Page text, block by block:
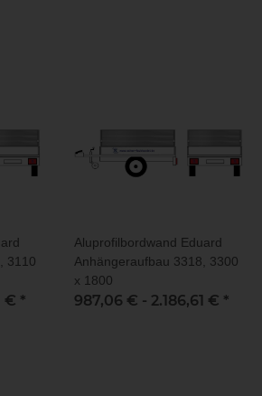
3110
€ *
Aluprofilbordwand Eduard
Anhängeraufbau 3318, 3300
x 1800
987,06 € - 2.186,61 € *